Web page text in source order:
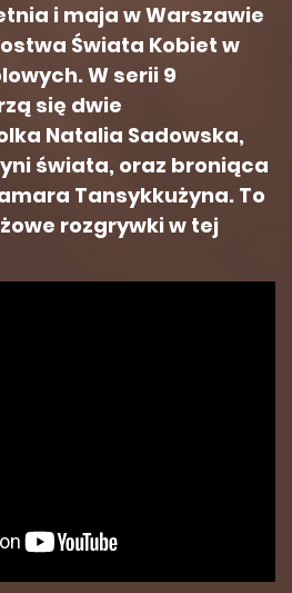
i maja w Warszawie
Świata Kobiet w
W serii 9
się dwie
Natalia Sadowska,
świata, oraz broniąca
Tansykkużyna. To
rozgrywki w tej